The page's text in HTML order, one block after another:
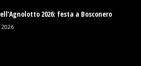
2026: festa a Bosconero